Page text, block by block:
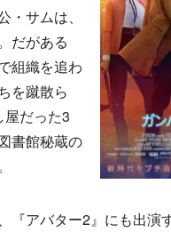
サムは、
だがある
組織を追わ
を蹴散ら
屋だった3
書館秘蔵の
アバター2』にも出演